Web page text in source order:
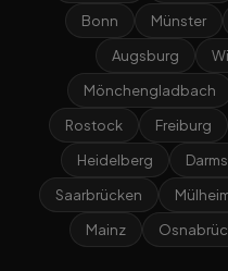
Bonn
Münster
Augsburg
Mönchengladbach
Rostock
Freiburg
Heidelberg
Saarbrücken
Mainz